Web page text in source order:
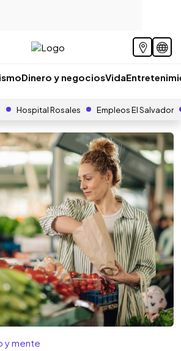
Dinero y negociosVida
Hospital Rosales Empleos El Salvador
y mente